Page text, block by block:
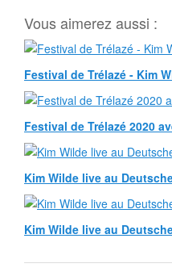
Vous aimerez aussi :
Festival de Trélazé - Kim
Festival de Trélazé 2020
Kim Wilde live au
Kim Wilde live au